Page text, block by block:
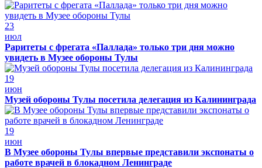
23
июл
Раритеты с фрегата «Паллада» только три дня можно
увидеть в Музее обороны Тулы
19
июн
Музей обороны Тулы посетила делегация из Калининграда
19
июн
В Музее обороны Тулы впервые представили экспонаты о
работе врачей в блокадном Ленинграде